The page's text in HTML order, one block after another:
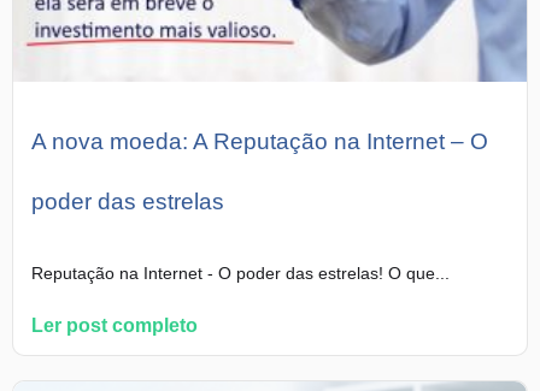
A nova moeda: A Reputação na Internet – O
poder das estrelas
Reputação na Internet - O poder das estrelas! O que...
Ler post completo